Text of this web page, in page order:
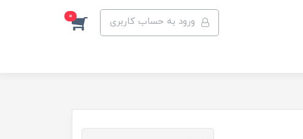
ورود به حساب کاربری 0